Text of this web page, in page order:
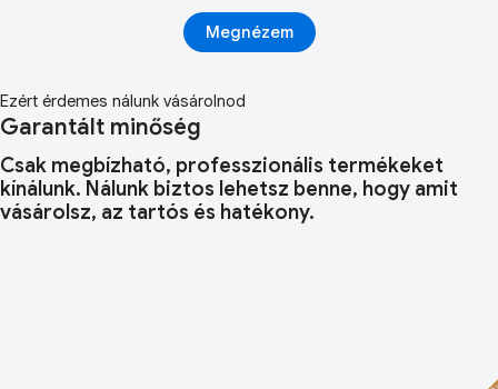
Megnézem
Ezért érdemes nálunk vásárolnod
Garantált minőség
Csak megbízható, professzionális termékeket
kínálunk. Nálunk biztos lehetsz benne, hogy amit
vásárolsz, az tartós és hatékony.